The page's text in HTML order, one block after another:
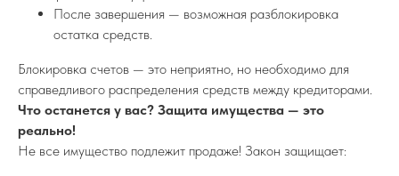
После завершения — возможная разблокировка
остатка средств.
Блокировка счетов — это неприятно, но необходимо для
справедливого распределения средств между кредиторами.
Что останется у вас? Защита имущества — это
реально!
Не все имущество подлежит продаже! Закон защищает: